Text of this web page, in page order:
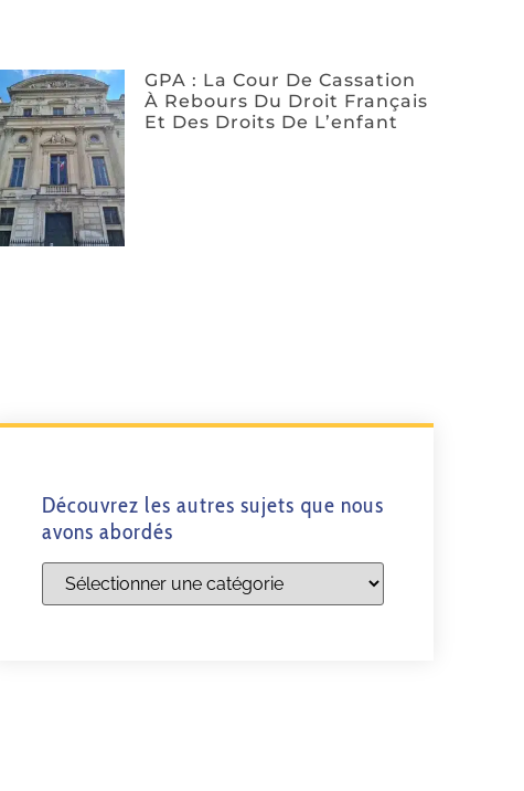
GPA : La Cour De Cassation
À Rebours Du Droit Français
Et Des Droits De L’enfant
Découvrez les autres sujets que nous
avons abordés